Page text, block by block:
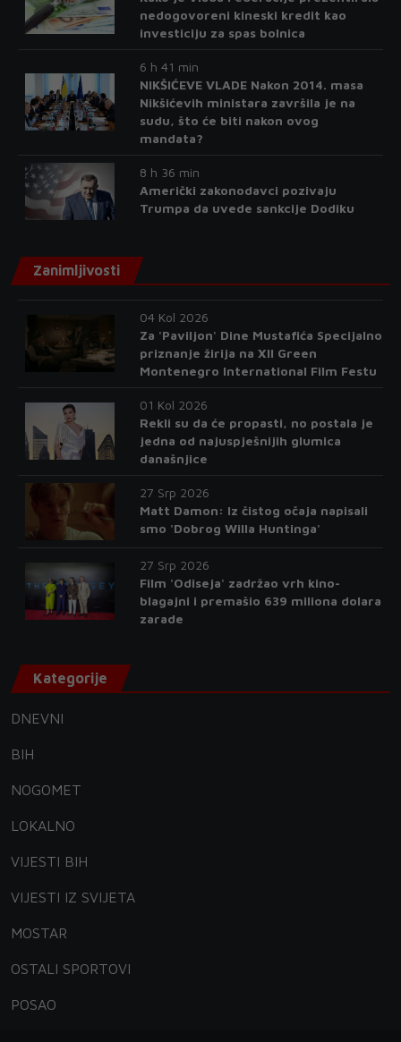
nedogovoreni kineski kredit kao
investiciju za spas bolnica
6 h 41 min
NIKŠIĆEVE VLADE Nakon 2014. masa
Nikšićevih ministara završila je na
sudu, što će biti nakon ovog
mandata?
8 h 36 min
Američki zakonodavci pozivaju
Trumpa da uvede sankcije Dodiku
Zanimljivosti
04 Kol 2026
Za 'Paviljon' Dine Mustafića Specijalno
priznanje žirija na XII Green
Montenegro International Film Festu
01 Kol 2026
Rekli su da će propasti, no postala je
jedna od najuspješnijih glumica
današnjice
27 Srp 2026
Matt Damon: Iz čistog očaja napisali
smo 'Dobrog Willa Huntinga'
27 Srp 2026
Film 'Odiseja' zadržao vrh kino-
blagajni i premašio 639 miliona dolara
zarade
Kategorije
DNEVNI
BIH
NOGOMET
LOKALNO
VIJESTI BIH
VIJESTI IZ SVIJETA
MOSTAR
OSTALI SPORTOVI
POSAO